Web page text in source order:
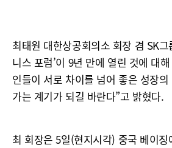
최태원 대한상공회의소 회장 겸 SK그
니스 포럼’이 9년 만에 열린 것에 대
인들이 서로 차이를 넘어 좋은 성장
가는 계기가 되길 바란다”고 밝혔다.
최 회장은 5일(현지시각) 중국 베이